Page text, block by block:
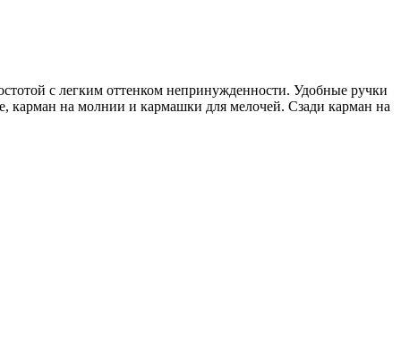
с легким оттенком непринужденности. Удобные ручки
карман на молнии и кармашки для мелочей. Сзади карман на